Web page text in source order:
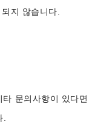
지 않습니다.
문의사항이 있다면